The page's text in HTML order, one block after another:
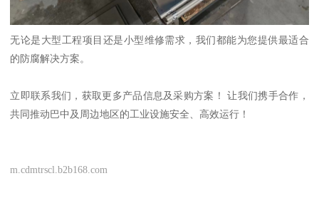
无论是大型工程项目还是小型维修需求，我们都能为您提供最适合
的防腐解决方案。
立即联系我们，获取更多产品信息及采购方案！ 让我们携手合作，
共同推动巴中及周边地区的工业设施安全、高效运行！
m.cdmtrscl.b2b168.com